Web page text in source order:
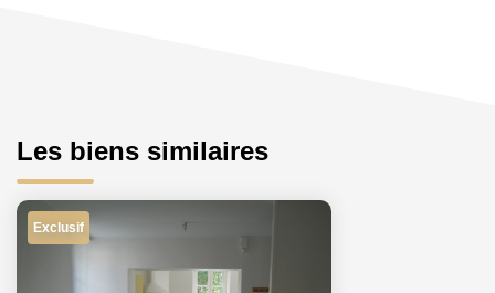
Les biens similaires
Exclusif